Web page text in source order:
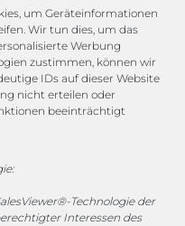
um Geräteinformationen
Wir tun dies, um das
Werbung
zustimmen, können wir
IDs auf dieser Website
nicht erteilen oder
beeinträchtigt
Technologie der
Interessen des